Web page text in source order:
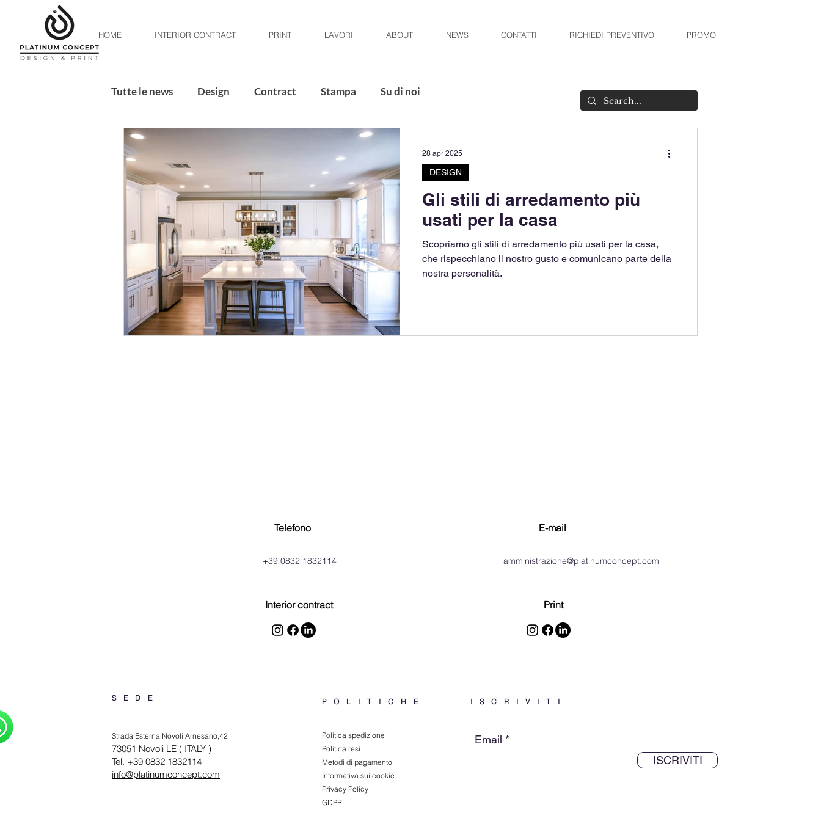
HOME INTERIOR CONTRACT PRINT LAVORI ABOUT NEWS CONTATTI RICHIEDI PREVENTIVO PROMO
Tutte le news Design Contract Stampa Su di noi
Gli stili di arredamento più
usati per la casa
Scopriamo gli stili di arredamento più usati per la casa,
che rispecchiano il nostro gusto e comunicano parte della
nostra personalità.
DESIGN
28 apr 2025
Telefono
+39 0832 1832114
Interior contract
SEDE
Strada Esterna Novoli Arnesano,42
73051 Novoli LE ( ITALY )
Tel. +39 0832 1832114
info@platinumconcept.com
POLITICHE
Politica spedizione
Politica resi
Metodi di pagamento
Informativa sui cookie
Privacy Policy
GDPR
E-mail
amministrazione@platinumconcept.com
Print
ISCRIVITI
Email
ISCRIVITI